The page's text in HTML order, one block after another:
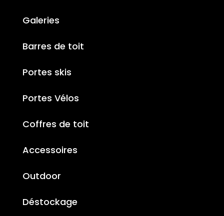
Galeries
Barres de toit
Portes skis
Portes Vélos
Coffres de toit
Accessoires
Outdoor
Déstockage